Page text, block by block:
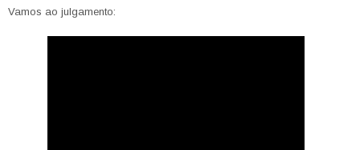
Vamos ao julgamento: